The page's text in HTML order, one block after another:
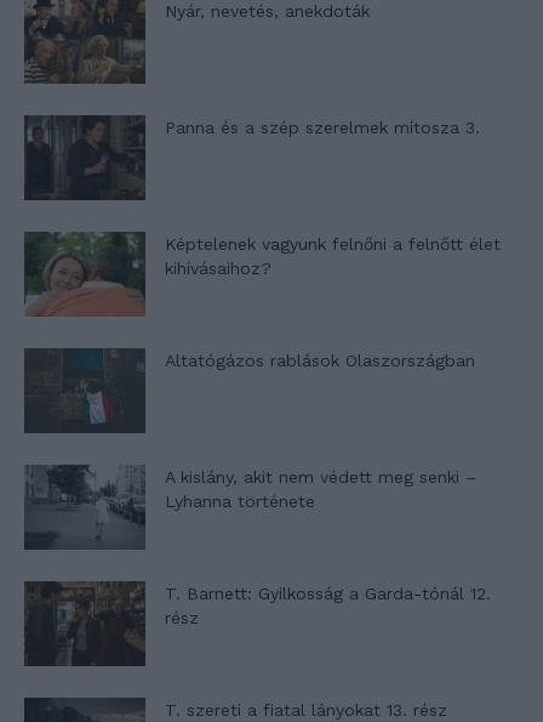
Nyár, nevetés, anekdoták
Panna és a szép szerelmek mítosza 3.
Képtelenek vagyunk felnőni a felnőtt élet
kihívásaihoz?
Altatógázos rablások Olaszországban
A kislány, akit nem védett meg senki –
Lyhanna története
T. Barnett: Gyilkosság a Garda-tónál 12.
rész
T. szereti a fiatal lányokat 13. rész